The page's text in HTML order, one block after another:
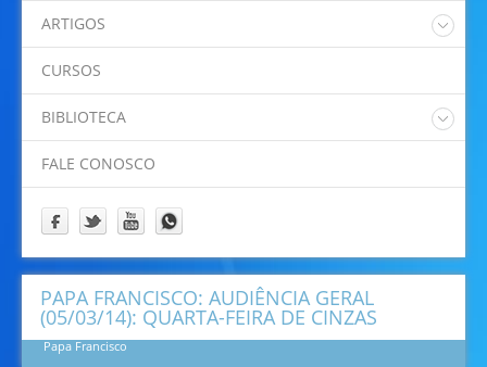
ARTIGOS
Papa Francisco
Programação
CURSOS
BIBLIOTECA
FALE CONOSCO
PAPA FRANCISCO: AUDIÊNCIA GERAL
(05/03/14): QUARTA-FEIRA DE CINZAS
Papa Francisco